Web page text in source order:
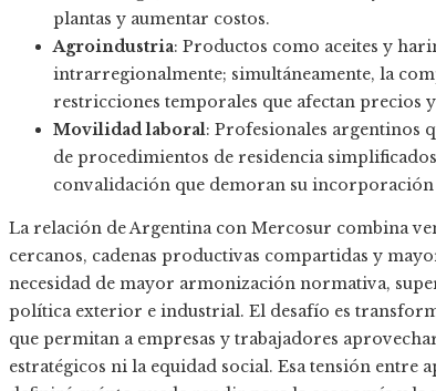
plantas y aumentar costos.
Agroindustria: Productos como aceites y
intrarregionalmente; simultáneamente, la
restricciones temporales que afectan precios
Movilidad laboral: Profesionales argentinos
de procedimientos de residencia
convalidación que demoran su
La relación de Argentina con Mercosur combina
cercanos, cadenas productivas compartidas y
necesidad de mayor armonización normativa,
política exterior e industrial. El desafío es
que permitan a empresas y trabajadores
estratégicos ni la equidad social. Esa tensión entre